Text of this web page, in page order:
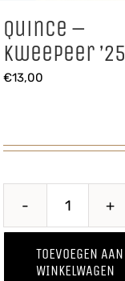
Quince –
Kweepeer ’25
€13,00
Kweepeer
TOEVOEGEN AAN
WINKELWAGEN